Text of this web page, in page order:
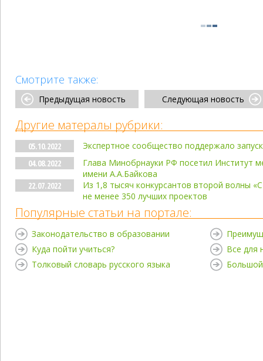
Смотрите также:
Предыдущая новость Следующая новость
Другие матералы рубрики:
05.10.2022
Экспертное сообщество поддержало
04.08.2022
Глава Минобрнауки РФ посетил Институт
имени А.А.Байкова
22.07.2022
Из 1,8 тысяч конкурсантов второй волны
не менее 350 лучших проектов
Популярные статьи на портале:
Законодательство в образовании
Куда пойти учиться?
Толковый словарь русского языка
Все для
Большой